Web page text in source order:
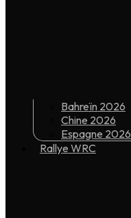
Bahreïn 2026
Chine 2026
Espagne 2026
Rallye WRC